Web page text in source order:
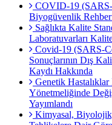
COVID-19
Biyogüvenlik
Sağlıkta Kalite
Laboratuvarları
Covid-19 (SARS-
Sonuçlarının Dış
Kaydı Hakkında
Genetik
Yönetmeliğinde
Yayımlandı
Kimyasal,